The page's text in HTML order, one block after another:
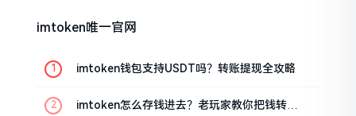
imtoken唯一官网
imtoken钱包支持USDT吗？转账提现全攻略
imtoken怎么存钱进去？老玩家教你把钱转进